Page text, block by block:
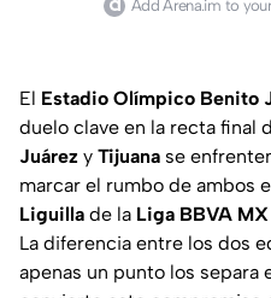
Add Arena.im to
El Estadio Olímpico Benito
duelo clave en la recta final
Juárez y Tijuana se
marcar el rumbo de ambos
Liguilla de la Liga BBVA
La diferencia entre los dos
apenas un punto los separa